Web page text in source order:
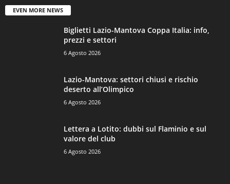
EVEN MORE NEWS
Biglietti Lazio-Mantova Coppa Italia: info,
prezzi e settori
6 Agosto 2026
Lazio-Mantova: settori chiusi e rischio
deserto all’Olimpico
6 Agosto 2026
Lettera a Lotito: dubbi sul Flaminio e sul
valore del club
6 Agosto 2026